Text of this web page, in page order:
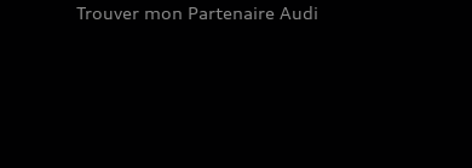
Trouver mon Partenaire Audi